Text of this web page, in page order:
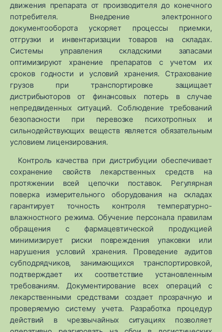
движения препарата от производителя до конечного
потребителя. Внедрение электронного
документооборота ускоряет процессы приемки,
отгрузки и инвентаризации товаров на складах.
Системы управления складскими запасами
оптимизируют хранение препаратов с учетом их
сроков годности и условий хранения. Страхование
грузов при транспортировке защищает
дистрибьюторов от финансовых потерь в случае
непредвиденных ситуаций. Соблюдение требований
безопасности при перевозке психотропных и
сильнодействующих веществ является обязательным
условием лицензирования.
Контроль качества при дистрибуции обеспечивает
сохранение свойств лекарственных средств на
протяжении всей цепочки поставок. Регулярная
поверка измерительного оборудования на складах
гарантирует точность контроля температурно-
влажностного режима. Обучение персонала правилам
обращения с фармацевтической продукцией
минимизирует риски повреждения упаковки или
нарушения условий хранения. Проведение аудитов
субподрядчиков, занимающихся транспортировкой,
подтверждает их соответствие установленным
требованиям. Документирование всех операций с
лекарственными средствами создает прозрачную и
проверяемую систему учета. Разработка процедур
действий в чрезвычайных ситуациях позволяет